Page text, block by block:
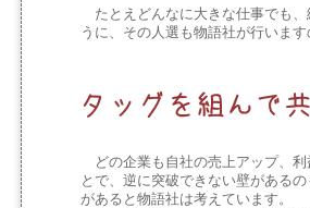
たとえどんなに大きな仕事でも、
うに、その人選も物語社が行いま
どの企業も自社の売上アップ、利
とで、逆に突破できない壁がある
があると物語社は考えています。